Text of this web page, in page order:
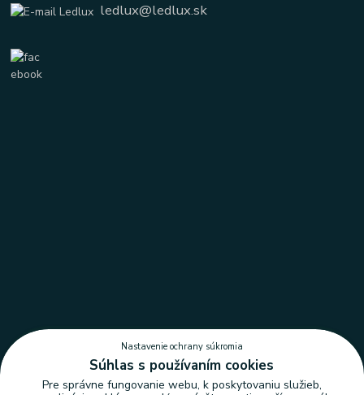
ledlux@ledlux.sk
Nastavenie ochrany súkromia
Súhlas s používaním cookies
Pre správne fungovanie webu, k poskytovaniu služieb,